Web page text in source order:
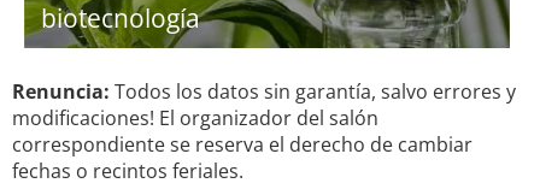
biotecnología
Renuncia: Todos los datos sin garantía, salvo errores y
modificaciones! El organizador del salón
correspondiente se reserva el derecho de cambiar
fechas o recintos feriales.